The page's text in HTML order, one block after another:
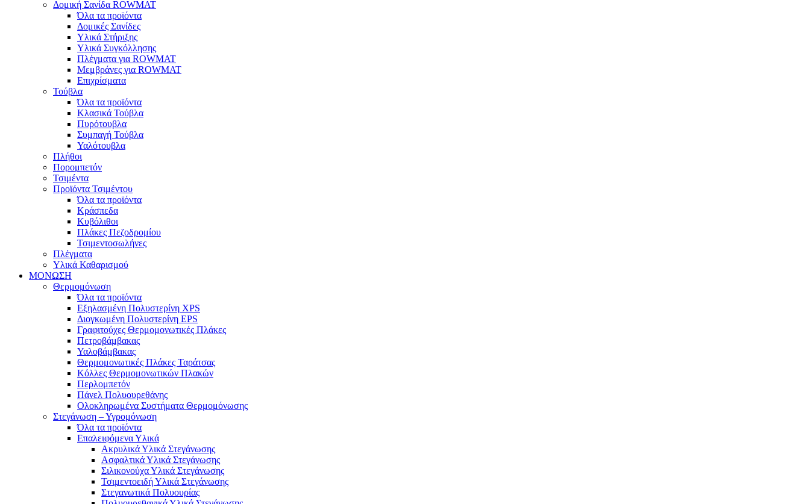
Δομική Σανίδα ROWMAT
Όλα τα προϊόντα
Δομικές Σανίδες
Υλικά Στήριξης
Υλικά Συγκόλλησης
Πλέγματα για ROWMAT
Μεμβράνες για ROWMAT
Επιχρίσματα
Τούβλα
Όλα τα προϊόντα
Κλασικά Τούβλα
Πυρότουβλα
Συμπαγή Τούβλα
Υαλότουβλα
Πλήθοι
Πορομπετόν
Τσιμέντα
Προϊόντα Τσιμέντου
Όλα τα προϊόντα
Κράσπεδα
Κυβόλιθοι
Πλάκες Πεζοδρομίου
Τσιμεντοσωλήνες
Πλέγματα
Υλικά Καθαρισμού
ΜΟΝΩΣΗ
Θερμομόνωση
Όλα τα προϊόντα
Εξηλασμένη Πολυστερίνη XPS
Διογκωμένη Πολυστερίνη EPS
Γραφιτούχες Θερμομονωτικές Πλάκες
Πετροβάμβακας
Υαλοβάμβακας
Θερμομονωτικές Πλάκες Ταράτσας
Κόλλες Θερμομονωτικών Πλακών
Περλομπετόν
Πάνελ Πολυουρεθάνης
Ολοκληρωμένα Συστήματα Θερμομόνωσης
Στεγάνωση – Υγρομόνωση
Όλα τα προϊόντα
Επαλειφόμενα Υλικά
Ακρυλικά Υλικά Στεγάνωσης
Ασφαλτικά Υλικά Στεγάνωσης
Σιλικονούχα Υλικά Στεγάνωσης
Τσιμεντοειδή Υλικά Στεγάνωσης
Στεγανωτικά Πολυουρίας